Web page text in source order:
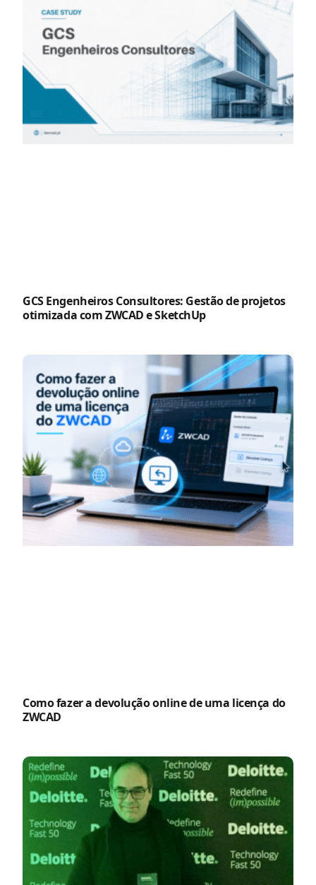
GCS Engenheiros Consultores: Gestão de projetos
otimizada com ZWCAD e SketchUp
Como fazer a devolução online de uma licença do
ZWCAD